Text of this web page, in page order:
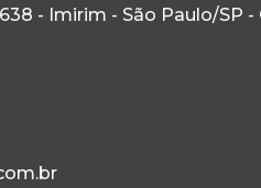
- Imirim - São Paulo/SP